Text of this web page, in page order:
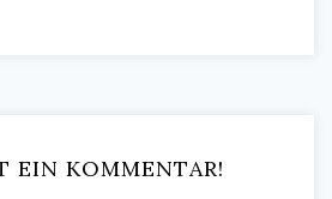
EIN KOMMENTAR!